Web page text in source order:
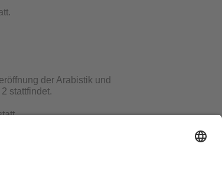
der Arabistik und
stattfindet.